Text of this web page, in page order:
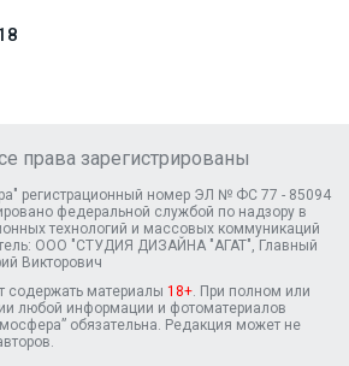
права зарегистрированы
регистрационный номер ЭЛ № ФС 77 - 85094
федеральной службой по надзору в
технологий и массовых коммуникаций
ООО "СТУДИЯ ДИЗАЙНА "АГАТ", Главный
Викторович
содержать материалы 18+ . При полном или
любой информации и фотоматериалов
обязательна. Редакция может не